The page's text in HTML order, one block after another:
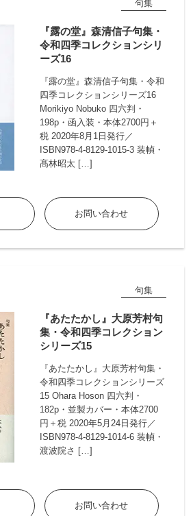
句集
『露の堂』森清信子句集・
令和四季コレクションシリ
ーズ16
『露の堂』森清信子句集・令和
四季コレクションシリーズ16
Morikiyo Nobuko 四六判・
198p・函入装・本体2700円＋
税 2020年8月1日発行／
ISBN978-4-8129-1015-3 装幀・
髙林昭太 […]
お問い合わせ
句集
『あたたかし』大原芳村句
集・令和四季コレクション
シリーズ15
『あたたかし』大原芳村句集・
令和四季コレクションシリーズ
15 Ohara Hoson 四六判・
182p・並製カバー・本体2700
円＋税 2020年5月24日発行／
ISBN978-4-8129-1014-6 装幀・
渡波院さ […]
お問い合わせ